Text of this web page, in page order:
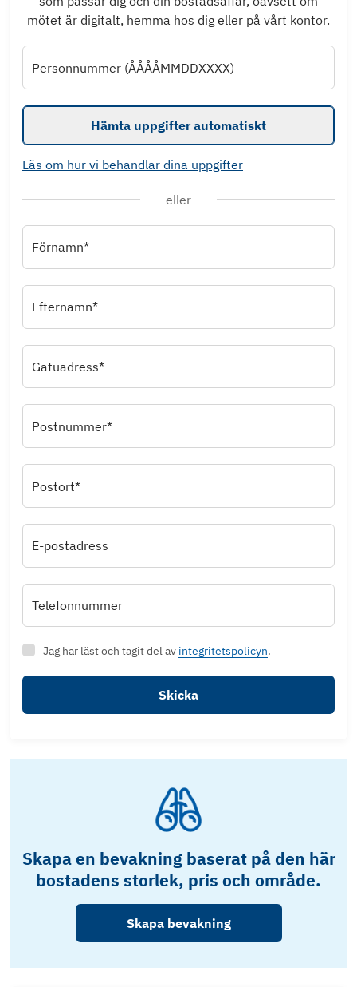
mötet är digitalt, hemma hos dig eller på vårt kontor.
Personnummer (ÅÅÅÅMMDDXXXX)
Hämta uppgifter automatiskt
Läs om hur vi behandlar dina uppgifter
eller
Förnamn*
Efternamn*
Gatuadress*
Postnummer*
Postort*
E-postadress
Telefonnummer
Jag har läst och tagit del av integritetspolicyn.
Skicka
Skapa en bevakning baserat på den här
bostadens storlek, pris och område.
Skapa bevakning